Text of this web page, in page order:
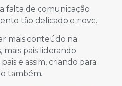
falta de comunicação
tão delicado e novo.
mais conteúdo na
mais pais liderando
e assim, criando para
também.